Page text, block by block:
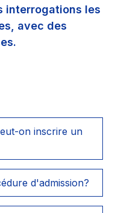
interrogations les
avec des
on inscrire un
d'admission?